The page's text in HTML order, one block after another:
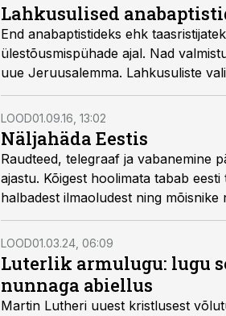
Lahkusulised
End anabaptistideks ehk
ülestõusmispühade ajal. Nad
uue Jeruusalemma. Lahkusuliste
LOOD01.09.16, 13:02
Näljahäda Eestis
Raudteed, telegraaf ja vabanemine
ajastu. Kõigest hoolimata tabab
halbadest ilmaoludest ning
ning keedavad tuhast putru.
LOOD01.03.24, 06:09
Luterlik armulugu: lugu
nunnaga abiellus
Martin Lutheri uuest kristlusest